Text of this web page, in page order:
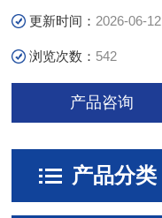
更新时间： 2026-06-12
浏览次数： 542
产品咨询
产品分类